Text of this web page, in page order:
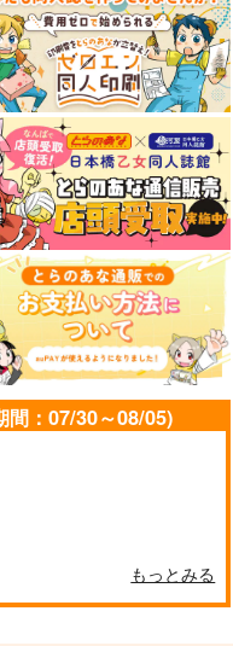
間：07/30～08/05)
もっとみる